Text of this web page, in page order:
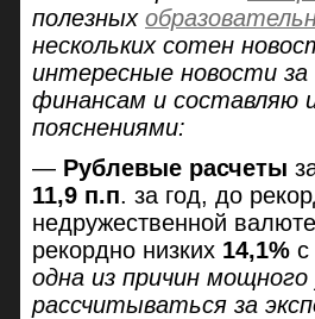
полезных
нескольких сотен
интересные новости
финансам и составляю
пояснениями:
— Рублевые расчеты
11,9 п.п. за год, до
недружественной
рекордно низких 14,1% с
одна из причин
рассчитываться за